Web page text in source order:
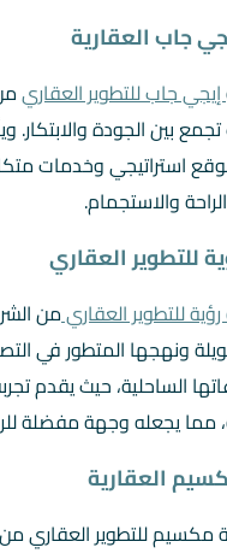
جاب العقارية
إيجي جاب للتطوير العقاري
بين الجودة والابتكار.
استراتيجي وخدمات
والاستجمام.
للتطوير العقاري
للتطوير العقاريمن
ونهجها المتطور في
الساحلية، حيث يقدم
مما يجعله وجهة مفضلة
العقارية
مكسيم للتطوير العقاري